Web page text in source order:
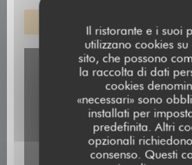
Il ristorante e i suoi
utilizzano cookies su
sito, che possono
la raccolta di dati
cookies
«necessari» sono
installati per
predefinita. Altri
opzionali
consenso. Questi